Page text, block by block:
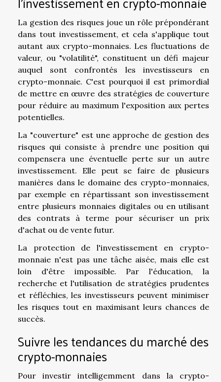
La gestion des risques joue un rôle prépondérant
dans tout investissement, et cela s'applique tout
autant aux crypto-monnaies. Les fluctuations de
valeur, ou "volatilité", constituent un défi majeur
auquel sont confrontés les investisseurs en
crypto-monnaie. C'est pourquoi il est primordial
de mettre en œuvre des stratégies de couverture
pour réduire au maximum l'exposition aux pertes
potentielles.
La "couverture" est une approche de gestion des
risques qui consiste à prendre une position qui
compensera une éventuelle perte sur un autre
investissement. Elle peut se faire de plusieurs
manières dans le domaine des crypto-monnaies,
par exemple en répartissant son investissement
entre plusieurs monnaies digitales ou en utilisant
des contrats à terme pour sécuriser un prix
d'achat ou de vente futur.
La protection de l'investissement en crypto-
monnaie n'est pas une tâche aisée, mais elle est
loin d'être impossible. Par l'éducation, la
recherche et l'utilisation de stratégies prudentes
et réfléchies, les investisseurs peuvent minimiser
les risques tout en maximisant leurs chances de
succès.
Suivre les tendances du marché des
crypto-monnaies
Pour investir intelligemment dans la crypto-